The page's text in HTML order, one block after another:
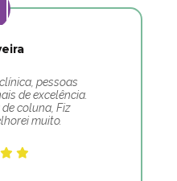
pessoas
de excelência.
coluna, Fiz
muito.